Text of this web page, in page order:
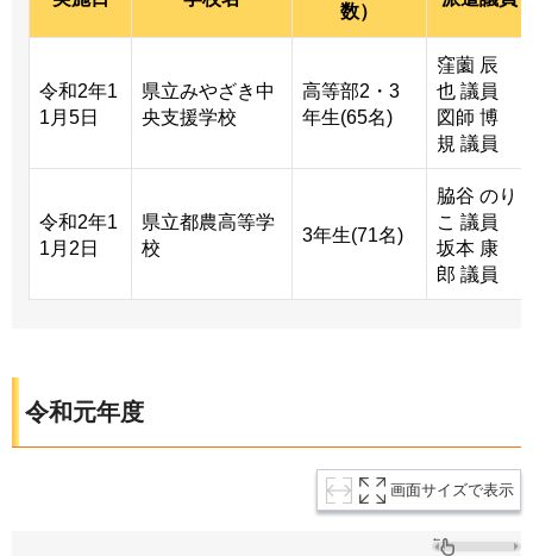
数）
令和2年1
1月5日
県立みやざき中
央支援学校
高等部2・3
年生(65名)
窪薗 辰
也 議員
図師 博
規 議員
令和2年1
1月2日
県立都農高等学
校
3年生(71名)
脇谷 のり
こ 議員
坂本 康
郎 議員
令和元年度
画面サイズで表示